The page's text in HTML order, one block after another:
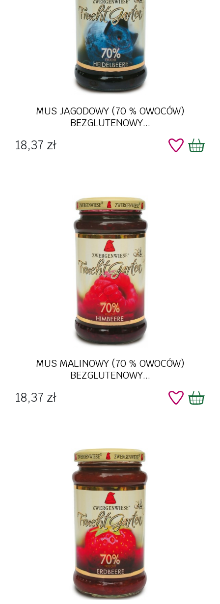
MUS JAGODOWY (70 % OWOCÓW)
BEZGLUTENOWY...
Cena
18,37 zł
MUS MALINOWY (70 % OWOCÓW)
BEZGLUTENOWY...
Cena
18,37 zł